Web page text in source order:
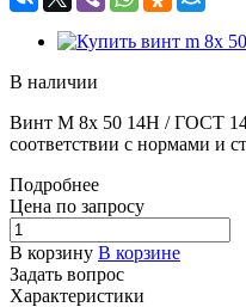
В наличии
Винт M 8x 50 14H / ГОСТ
соответствии с нормами и
Подробнее
Цена по запросу
В корзину В корзине
Задать вопрос
Характеристики